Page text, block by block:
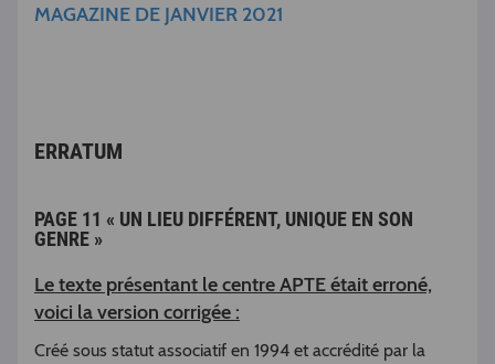
MAGAZINE DE JANVIER 2021
ERRATUM
PAGE 11 « UN LIEU DIFFÉRENT, UNIQUE EN SON
GENRE »
Le texte présentant le centre APTE était erroné,
voici la version corrigée :
Créé sous statut associatif en 1994 et accrédité par la